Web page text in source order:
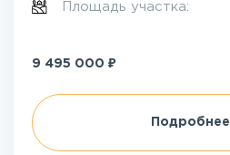
Площадь участка:
9 495 000 ₽
Подробнее